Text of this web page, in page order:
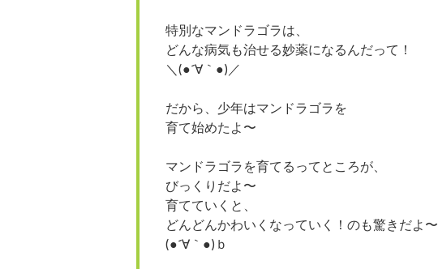
特別なマンドラゴラは、
どんな病気も治せる妙薬になるんだって！
＼(●´∀｀●)／
だから、少年はマンドラゴラを
育て始めたよ〜
マンドラゴラを育てるってところが、
びっくりだよ〜
育てていくと、
どんどんかわいくなっていく！のも驚きだよ〜
(●´∀｀●)ｂ